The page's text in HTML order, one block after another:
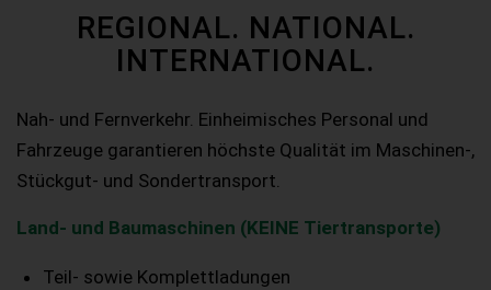
REGIONAL. NATIONAL.
INTERNATIONAL.
Nah- und Fernverkehr. Einheimisches Personal und
Fahrzeuge garantieren höchste Qualität im Maschinen-,
Stückgut- und Sondertransport.
Land- und Baumaschinen (KEINE Tiertransporte)
Teil- sowie Komplettladungen